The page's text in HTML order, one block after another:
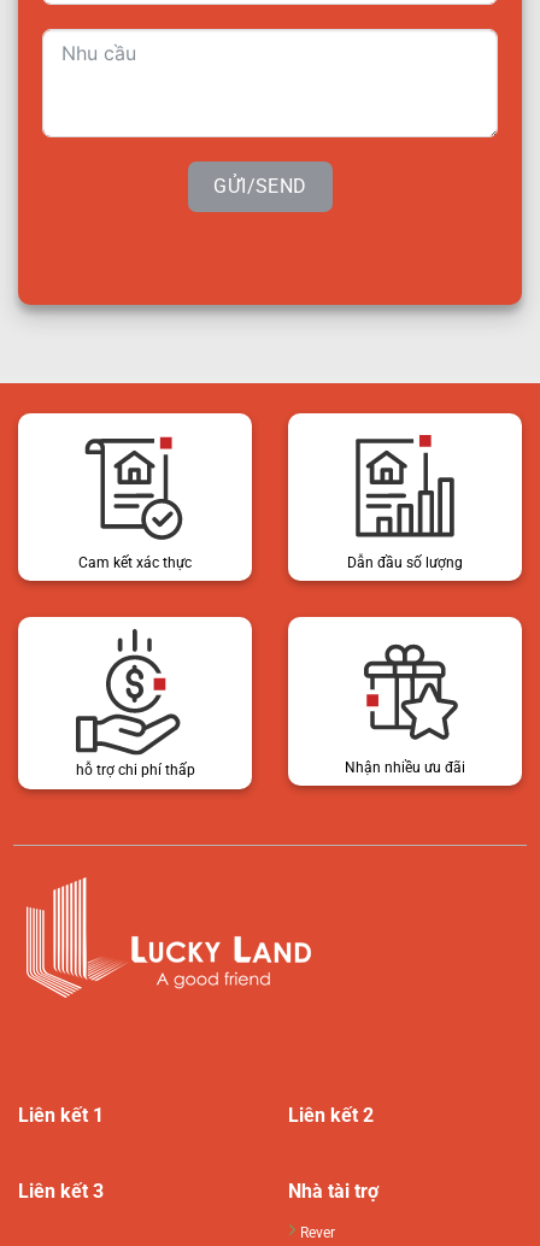
GỬI/SEND
Cam kết xác thực Dẫn đầu số lượng
hỗ trợ chi phí thấp Nhận nhiều ưu đãi
Liên kết 1 Liên kết 2
Liên kết 3 Nhà tài trợ
Rever